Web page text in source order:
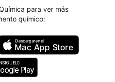
para ver más
químico:
Descargar en el
Mac App Store
Play